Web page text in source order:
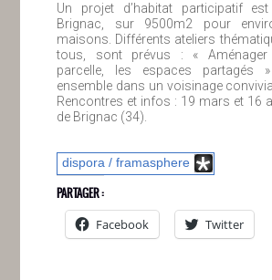
Un projet d’habitat participatif
Brignac, sur 9500m2 pour
maisons. Différents ateliers
tous, sont prévus : « Aménager
parcelle, les espaces partagés
ensemble dans un voisinage
Rencontres et infos : 19 mars et 16
de Brignac (34).
dispora / framasphere
PARTAGER :
Facebook
Twitter